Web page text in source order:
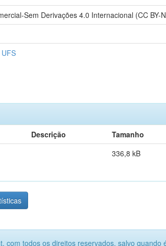
Sem Derivações 4.0 Internacional (CC BY-
Descrição Tamanho
336,8 kB
com todos os direitos reservados, salvo quando